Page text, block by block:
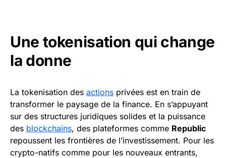
Une tokenisation qui change
la donne
La tokenisation des actions privées est en train de
transformer le paysage de la finance. En s’appuyant
sur des structures juridiques solides et la puissance
des blockchains, des plateformes comme Republic
repoussent les frontières de l’investissement. Pour les
crypto-natifs comme pour les nouveaux entrants,